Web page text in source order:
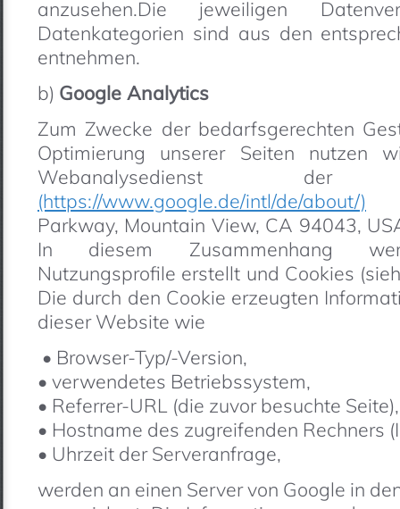
anzusehen.Die jeweiligen
Datenkategorien sind aus den
entnehmen.
b) Google Analytics
Zum Zwecke der bedarfsgerechten
Optimierung unserer Seiten nutzen
Webanalysedienst
(https://www.google.de/intl/de/about/)
Parkway, Mountain View, CA 94043,
In diesem Zusammenhang
Nutzungsprofile erstellt und Cookies
Die durch den Cookie erzeugten
dieser Website wie
• Browser-Typ/-Version,
• verwendetes Betriebssystem,
• Referrer-URL (die zuvor besuchte Seite),
• Hostname des zugreifenden Rechners
• Uhrzeit der Serveranfrage,
werden an einen Server von Google in